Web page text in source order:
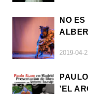
NO
2019-04-
'EL